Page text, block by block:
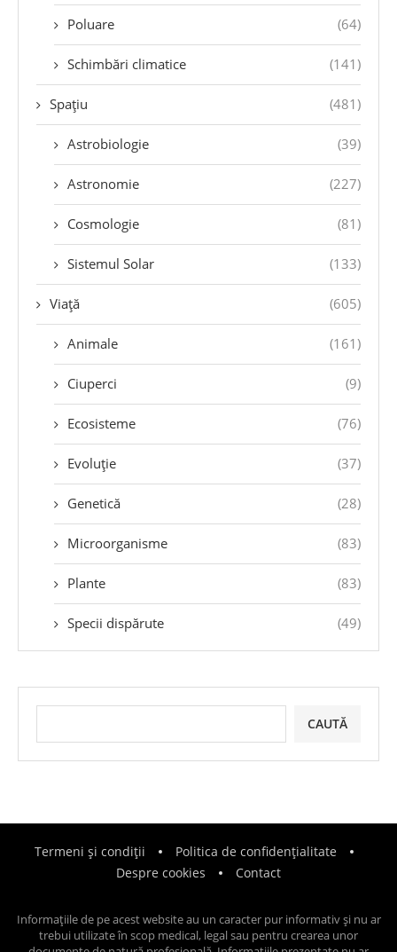
Poluare (64)
Schimbări climatice (141)
Spațiu (481)
Astrobiologie (39)
Astronomie (227)
Cosmologie (81)
Sistemul Solar (133)
Viață (605)
Animale (161)
Ciuperci (9)
Ecosisteme (76)
Evoluție (37)
Genetică (28)
Microorganisme (83)
Plante (83)
Specii dispărute (49)
CAUTĂ
Termeni și condiții
Politica de confidențialitate
Despre cookies
Contact
Informațiile de pe acest website au un caracter pur informativ și nu ar
trebui utilizate în scop medical, legal sau pentru crearea unor